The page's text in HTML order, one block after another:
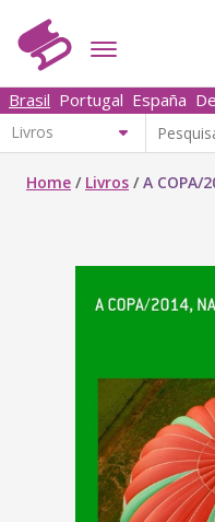
Brasil Portugal España
Home / Livros /A COPA/